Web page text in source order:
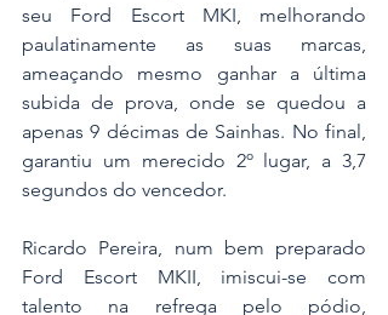
seu Ford Escort MKI, melhorando
paulatinamente as suas marcas,
ameaçando mesmo ganhar a última
subida de prova, onde se quedou a
apenas 9 décimas de Sainhas. No final,
garantiu um merecido 2º lugar, a 3,7
segundos do vencedor.
Ricardo Pereira, num bem preparado
Ford Escort MKII, imiscui-se com
talento na refrega pelo pódio,